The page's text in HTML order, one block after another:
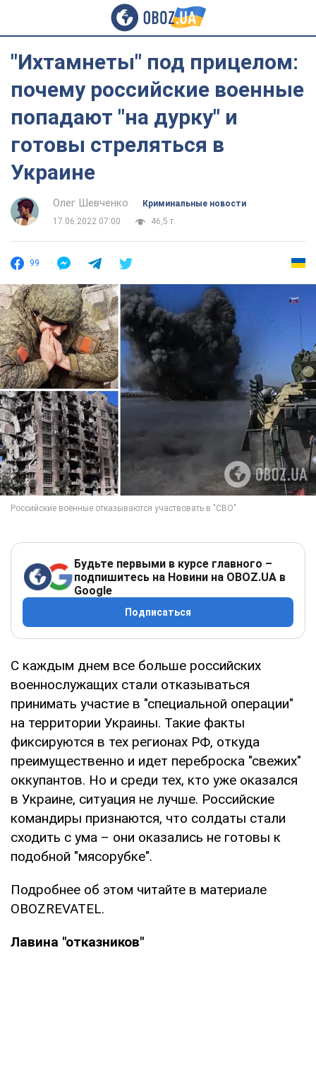
"Ихтамнеты" под прицелом:
почему российские военные
попадают "на дурку" и
готовы стреляться в
Украине
Олег Шевченко
Криминальные новости
17.06.2022 07:00
46,5 т.
99
Будьте первыми в курсе главного –
подпишитесь на Новини на OBOZ.UA в
Google
Подписаться
С каждым днем все больше российских
военнослужащих стали отказываться
принимать участие в "специальной операции"
на территории Украины. Такие факты
фиксируются в тех регионах РФ, откуда
преимущественно и идет переброска "свежих"
оккупантов. Но и среди тех, кто уже оказался
в Украине, ситуация не лучше. Российские
командиры признаются, что солдаты стали
сходить с ума – они оказались не готовы к
подобной "мясорубке".
Подробнее об этом читайте в материале
OBOZREVATEL.
Лавина "отказников"